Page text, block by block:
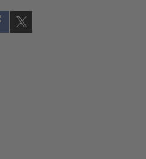
Facebook teilen (öffnet in
Auf X teilen (öffnet in neuem